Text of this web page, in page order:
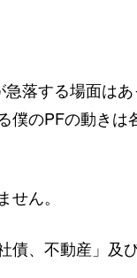
落する場面は
のPFの動きは
ん。
、不動産」及